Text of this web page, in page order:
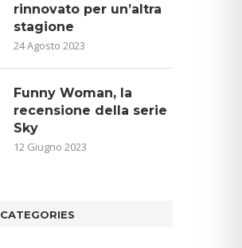
rinnovato per un’altra
stagione
24 Agosto 2023
Funny Woman, la
recensione della serie
Sky
12 Giugno 2023
CATEGORIES